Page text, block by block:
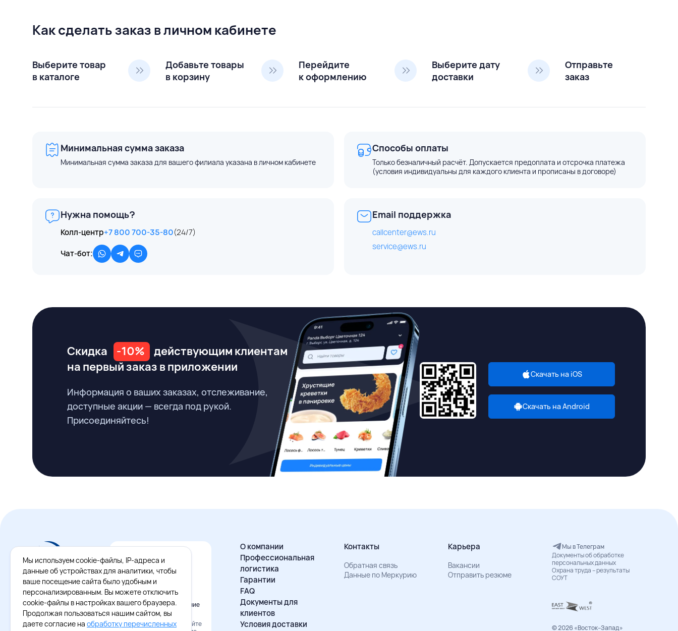
Как сделать заказ в личном кабинете
Выберите товар
в каталоге
Добавьте товары
в корзину
Перейдите
к оформлению
Выберите дату
доставки
Отправьте
заказ
Минимальная сумма заказа
Минимальная сумма заказа для вашего филиала указана в личном кабинете
Способы оплаты
Только безналичный расчёт. Допускается предоплата и отсрочка платежа
(условия индивидуальны для каждого клиента и прописаны в договоре)
Нужна помощь?
Колл-центр+7 800 700-35-80(24/7)
Чат-бот:
Email поддержка
callcenter@ews.ru
service@ews.ru
Скидка -10%
действующим клиентам
на первый заказ в приложении
Информация о ваших заказах, отслеживание,
доступные акции — всегда под рукой.
Присоединяйтесь!
Скачать на iOS
Скачать на Android
Официальное приложение
Восток - Запад
Наведите камеру и скачайте
О компании
Профессиональная
логистика
Гарантии
FAQ
Документы для
клиентов
Условия доставки
Контакты
Обратная связь
Данные по Меркурию
Карьера
Вакансии
Отправить резюме
Мы в Телеграм
Документы об обработке
персональных данных
Охрана труда – результаты
СОУТ
© 2026 «Восток–Запад»
Мы используем cookie-файлы, IP-адреса и
данные об устройствах для аналитики, чтобы
ваше посещение сайта было удобным и
персонализированным. Вы можете отключить
cookie-файлы в настройках вашего браузера.
Продолжая пользоваться нашим сайтом, вы
даете согласие на обработку перечисленных